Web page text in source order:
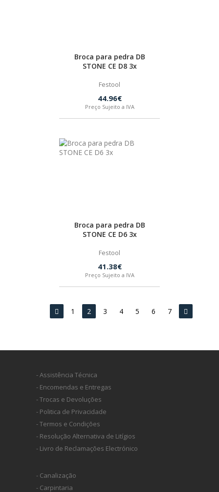
Broca para pedra DB
STONE CE D8 3x
Festool
44.96€
Preço Sujeito a IVA
Broca para pedra DB
STONE CE D6 3x
Festool
41.38€
Preço Sujeito a IVA
1 2 3 4 5 6 7
- Assistência Técnica
- Encomendas e Entregas
- Trocas e Devoluções
- Politica de Privacidade
- Termos e Condições
- Resolução Alternativa de Litígios
- Livro de Reclamações Electrónico
- Canalização
- Carpintaria